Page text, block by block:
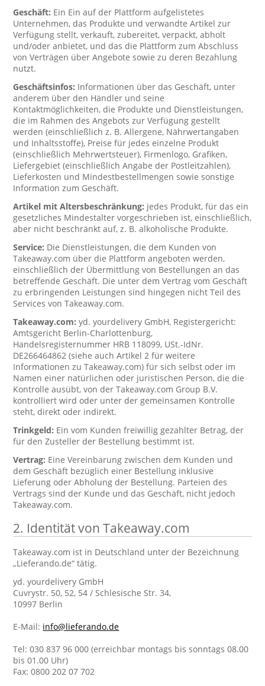
Geschäft: Ein Ein auf der Plattform aufgelistetes
Unternehmen, das Produkte und verwandte Artikel zur
Verfügung stellt, verkauft, zubereitet, verpackt, abholt
und/oder anbietet, und das die Plattform zum Abschluss
von Verträgen über Angebote sowie zu deren Bezahlung
nutzt.
Geschäftsinfos: Informationen über das Geschäft, unter
anderem über den Händler und seine
Kontaktmöglichkeiten, die Produkte und Dienstleistungen,
die im Rahmen des Angebots zur Verfügung gestellt
werden (einschließlich z. B. Allergene, Nährwertangaben
und Inhaltsstoffe), Preise für jedes einzelne Produkt
(einschließlich Mehrwertsteuer), Firmenlogo, Grafiken,
Liefergebiet (einschließlich Angabe der Postleitzahlen),
Lieferkosten und Mindestbestellmengen sowie sonstige
Information zum Geschäft.
Artikel mit Altersbeschränkung: jedes Produkt, für das ein
gesetzliches Mindestalter vorgeschrieben ist, einschließlich,
aber nicht beschränkt auf, z. B. alkoholische Produkte.
Service: Die Dienstleistungen, die dem Kunden von
Takeaway.com über die Plattform angeboten werden,
einschließlich der Übermittlung von Bestellungen an das
betreffende Geschäft. Die unter dem Vertrag vom Geschäft
zu erbringenden Leistungen sind hingegen nicht Teil des
Services von Takeaway.com.
Takeaway.com:yd. yourdelivery GmbH, Registergericht:
Amtsgericht Berlin-Charlottenburg,
Handelsregisternummer HRB 118099, USt.-IdNr.
DE266464862 (siehe auch Artikel 2 für weitere
Informationen zu Takeaway.com) für sich selbst oder im
Namen einer natürlichen oder juristischen Person, die die
Kontrolle ausübt, von der Takeaway.com Group B.V.
kontrolliert wird oder unter der gemeinsamen Kontrolle
steht, direkt oder indirekt.
Trinkgeld: Ein vom Kunden freiwillig gezahlter Betrag, der
für den Zusteller der Bestellung bestimmt ist.
Vertrag: Eine Vereinbarung zwischen dem Kunden und
dem Geschäft bezüglich einer Bestellung inklusive
Lieferung oder Abholung der Bestellung. Parteien des
Vertrags sind der Kunde und das Geschäft, nicht jedoch
Takeaway.com.
2. Identität von Takeaway.com
Takeaway.com ist in Deutschland unter der Bezeichnung
„Lieferando.de“ tätig.
yd. yourdelivery GmbH
Cuvrystr. 50, 52, 54 / Schlesische Str. 34,
10997 Berlin
E-Mail: info@lieferando.de
Tel: 030 837 96 000 (erreichbar montags bis sonntags 08.00
bis 01.00 Uhr)
Fax: 0800 202 07 702